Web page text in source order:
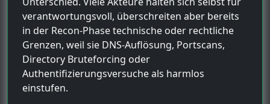
verantwortungsvoll, überschreiten aber bereits
in der Recon-Phase technische oder rechtliche
Grenzen, weil sie DNS-Auflösung, Portscans,
Directory Bruteforcing oder
Authentifizierungsversuche als harmlos
einstufen.